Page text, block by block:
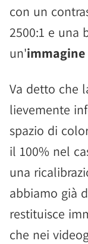
con un
2500:1 e una
un'immagine
Va detto che
lievemente
spazio di
il 100% nel
una
abbiamo già
restituisce
che nei